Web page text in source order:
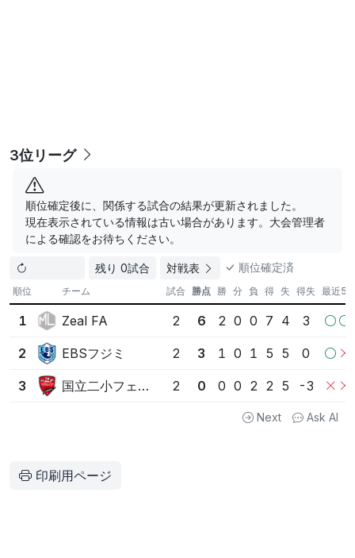
3位リーグ
順位確定後に、関係する試合の結果が更新されました。
現在表示されている情報は古い場合があります。大会管理者
による確認をお待ちください。
残り 0試合 対戦表 順位確定済
順位 チーム 試合 勝点 勝 分 負 得 失 得失 最近5
1 Zeal FA 2 6 2 0 0 7 4 3
2 EBSフジミ 2 3 1 0 1 5 5 0
3 国立二小フェリシダージェ 2 0 0 0 2 2 5 -3
Next Ask AI
印刷用ページ